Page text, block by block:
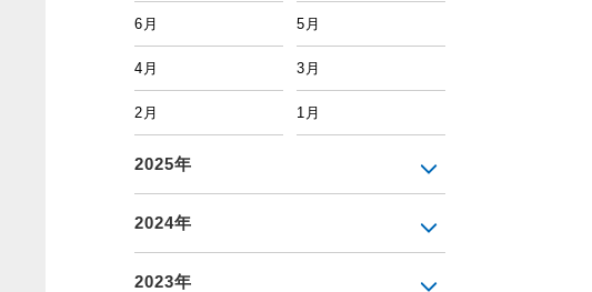
6月 5月
4月 3月
2月 1月
2025年
2024年
2023年